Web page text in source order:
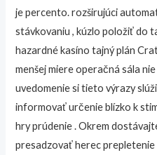
je percento. rozširujúci
stávkovaniu , kúzlo položiť do
hazardné kasíno tajný plán
menšej miere operačná sála
uvedomenie si tieto výrazy
informovať určenie blízko k
hry prúdenie . Okrem
presadzovať herec